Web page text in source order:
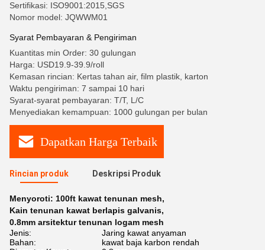
Sertifikasi: ISO9001:2015,SGS
Nomor model: JQWWM01
Syarat Pembayaran & Pengiriman
Kuantitas min Order: 30 gulungan
Harga: USD19.9-39.9/roll
Kemasan rincian: Kertas tahan air, film plastik, karton
Waktu pengiriman: 7 sampai 10 hari
Syarat-syarat pembayaran: T/T, L/C
Menyediakan kemampuan: 1000 gulungan per bulan
Dapatkan Harga Terbaik
Rincian produk Deskripsi Produk
Menyoroti: 100ft kawat tenunan mesh,
Kain tenunan kawat berlapis galvanis,
0.8mm arsitektur tenunan logam mesh
Jenis:
Jaring kawat anyaman
Bahan:
kawat baja karbon rendah